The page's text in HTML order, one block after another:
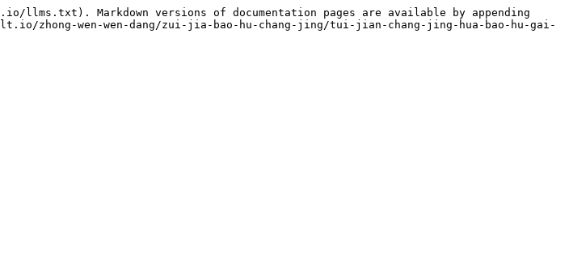
Markdown versions of documentation pages are available by appending
zhong-wen-wen-dang/zui-jia-bao-hu-chang-jing/tui-jian-chang-jing-hua-bao-hu-gai-